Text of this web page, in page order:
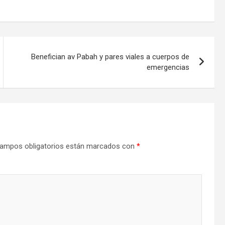
Benefician av Pabah y pares viales a cuerpos de
emergencias
obligatorios están marcados con *